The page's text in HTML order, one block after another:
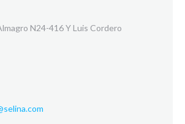
N24-416 Y Luis Cordero